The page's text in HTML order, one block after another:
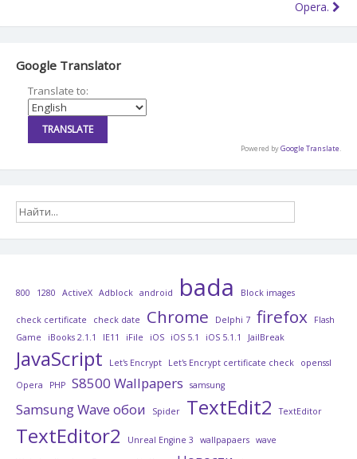
Opera.
Google Translator
Translate to:
Powered byGoogle Translate.
800 1280 ActiveX Adblock android bada Block images
check certificate check date Chrome Delphi 7 firefox
Flash
Game
iBooks 2.1.1 IE11 iFile iOS iOS 5.1 iOS 5.1.1 JailBreak
JavaScript Let's Encrypt Let's Encrypt certificate check
openssl
Opera
PHP S8500 Wallpapers samsung
Samsung Wave обои Spider TextEdit2 TextEditor
TextEditor2 Unreal Engine 3 wallpapaers wave